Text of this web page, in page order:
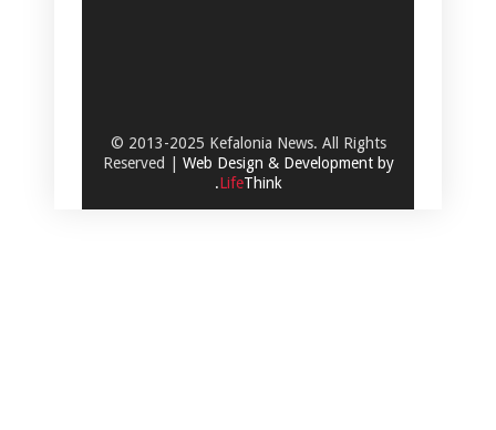
© 2013-2025 Kefalonia News. All Rights
Reserved | Web Design & Development by
.LifeThink